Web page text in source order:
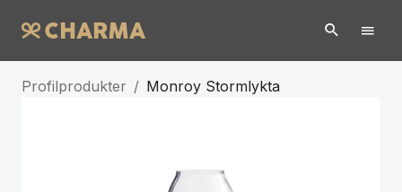
Profilprodukter / Monroy Stormlykta